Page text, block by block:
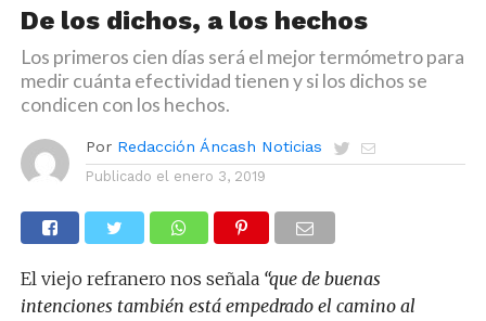
De los dichos, a los hechos
Los primeros cien días será el mejor termómetro para
medir cuánta efectividad tienen y si los dichos se
condicen con los hechos.
Por Redacción Áncash Noticias
Publicado el enero 3, 2019
El viejo refranero nos señala “que de buenas
intenciones también está empedrado el camino al